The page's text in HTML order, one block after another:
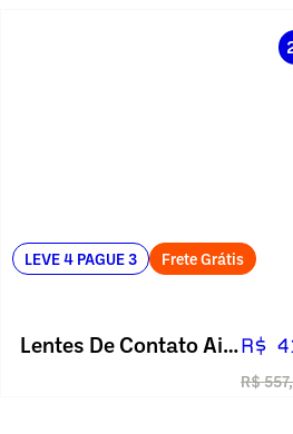
LEVE 4 PAGUE 3 Frete Grátis
Lentes De Contato Air Optix Plus Hydraglyde MultifocalR$
R$